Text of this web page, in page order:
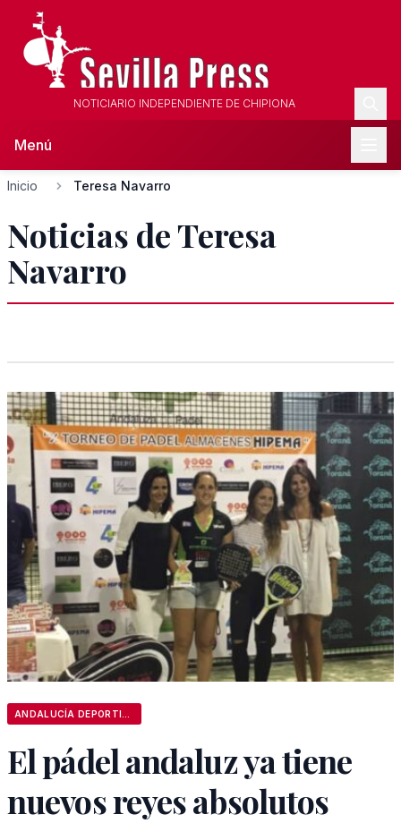
NOTICIARIO INDEPENDIENTE DE CHIPIONA
Menú
Inicio Teresa Navarro
Noticias de Teresa
Navarro
El pádel andaluz ya tiene
nuevos reyes absolutos